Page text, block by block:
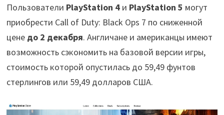
Пользователи PlayStation 4 и PlayStation 5 могут
приобрести Call of Duty: Black Ops 7 по сниженной
цене до 2 декабря. Англичане и американцы имеют
возможность сэкономить на базовой версии игры,
стоимость которой опустилась до 59,49 фунтов
стерлингов или 59,49 долларов США.